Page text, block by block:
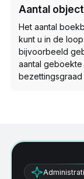
Aantal
Het aantal
kunt u in de
bijvoorbeeld
aantal
bezettingsgraad